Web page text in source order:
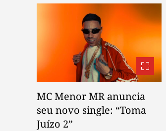
o
n
MC Menor MR anuncia
seu novo single: “Toma
Juízo 2”